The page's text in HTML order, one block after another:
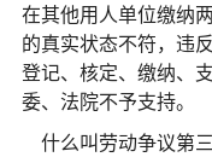
在其他用人单位缴纳
的真实状态不符，违
登记、核定、缴纳、
委、法院不予支持。
什么叫劳动争议第